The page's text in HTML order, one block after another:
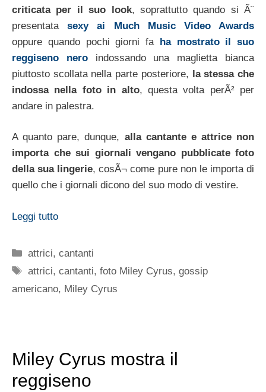
criticata per il suo look, soprattutto quando si Ã¨
presentatasexy ai Much Music Video Awards
oppure quando pochi giorni fa ha mostrato il suo
reggiseno neroindossando una maglietta bianca
piuttosto scollata nella parte posteriore, la stessa che
indossa nella foto in alto, questa volta perÃ² per
andare in palestra.
A quanto pare, dunque, alla cantante e attrice non
importa che sui giornali vengano pubblicate foto
della sua lingerie, cosÃ¬ come pure non le importa di
quello che i giornali dicono del suo modo di vestire.
Leggi tutto
Categorie
attrici,cantanti
Tag
attrici,cantanti,foto Miley Cyrus,gossip
americano, Miley Cyrus
Miley Cyrus mostra il
reggiseno